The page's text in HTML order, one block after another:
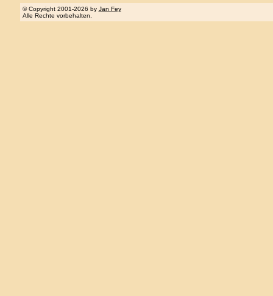
© Copyright 2001-2026 by Jan Fey
Alle Rechte vorbehalten.